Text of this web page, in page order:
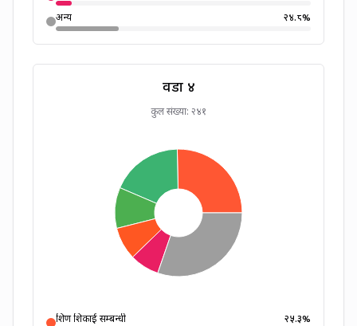
अन्य
२४.८%
वडा ४
कुल संख्या: २४१
शिक्षण शिकाई सम्बन्धी २५.३%